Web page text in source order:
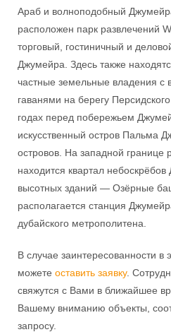
Араб и волноподобный
расположен парк развлечений
торговый, гостиничный и
Джумейра. Здесь также
частные земельные владения с
гаванями на берегу
годах перед побережьем
искусственный остров Пальма
островов. На западной
находится квартал
высотных зданий — Озёрные
располагается станция
дубайского метрополитена.
В случае заинтересованности в
можете оставить заявку.
свяжутся с Вами в ближайшее
Вашему вниманию объекты,
запросу.